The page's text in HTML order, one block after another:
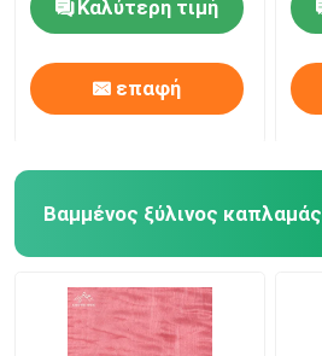
Καλύτερη τιμή
επαφή
Βαμμένος ξύλινος καπλαμάς